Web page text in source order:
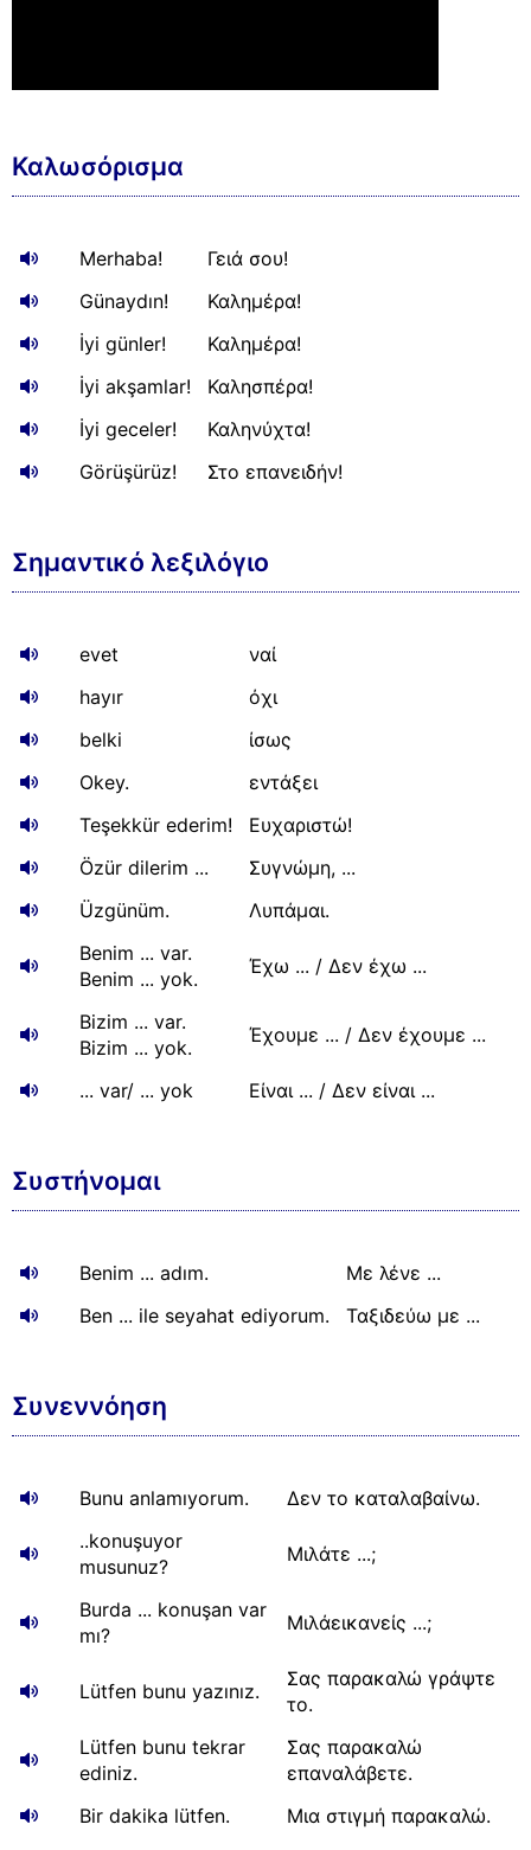
Καλωσόρισμα
Merhaba!
Γειά σου!
Günaydın!
Καλημέρα!
İyi günler!
Καλημέρα!
İyi akşamlar!
Καλησπέρα!
İyi geceler!
Καληνύχτα!
Görüşürüz!
Στο επανειδήν!
Σημαντικό λεξιλόγιο
evet
ναί
hayır
όχι
belki
ίσως
Okey.
εντάξει
Teşekkür ederim!
Ευχαριστώ!
Özür dilerim ...
Συγνώμη, ...
Üzgünüm.
Λυπάμαι.
Benim ... var.
Benim ... yok.
Έχω ... / Δεν έχω ...
Bizim ... var.
Bizim ... yok.
Έχουμε ... / Δεν έχουμε ...
... var/ ... yok Είναι ... / Δεν είναι ...
Συστήνομαι
Benim ... adım.
Με λένε ...
Ben ... ile seyahat ediyorum.
Ταξιδεύω με ...
Συνεννόηση
Bunu anlamıyorum.
Δεν το καταλαβαίνω.
..konuşuyor
musunuz?
Μιλάτε ...;
Burda ... konuşan var
mı?
Μιλάεικανείς ...;
Lütfen bunu yazınız.
Σας παρακαλώ γράψτε
το.
Lütfen bunu tekrar
ediniz.
Σας παρακαλώ
επαναλάβετε.
Bir dakika lütfen.
Μια στιγμή παρακαλώ.